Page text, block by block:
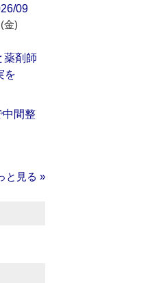
09
金)
薬剤師
を
中間整
と見る »